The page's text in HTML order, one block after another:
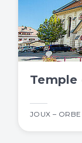
Temple
JOUX – ORBE